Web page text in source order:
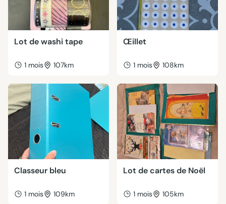
Lot de washi tape
1 mois 107km
Œillet
1 mois 108km
Classeur bleu
1 mois 109km
Lot de cartes de Noël
1 mois 105km